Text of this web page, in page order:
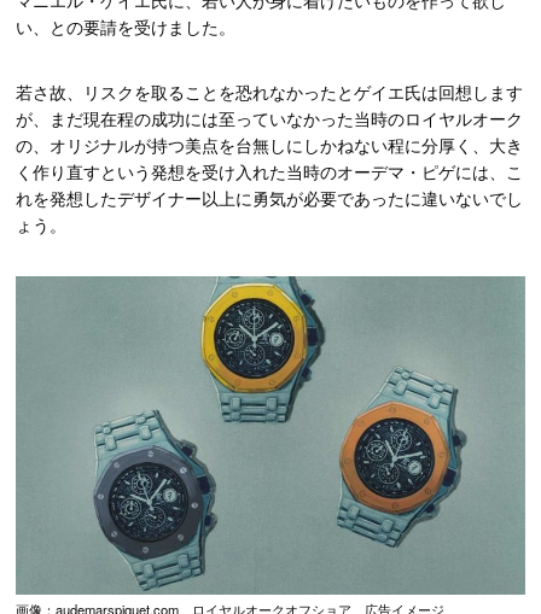
い、との要請を受けました。
若さ故、リスクを取ることを恐れなかったとゲイエ氏は回想します
が、まだ現在程の成功には至っていなかった当時のロイヤルオーク
の、オリジナルが持つ美点を台無しにしかねない程に分厚く、大き
く作り直すという発想を受け入れた当時のオーデマ・ピゲには、こ
れを発想したデザイナー以上に勇気が必要であったに違いないでし
ょう。
画像：audemarspiguet.com ロイヤルオークオフショア 広告イメージ